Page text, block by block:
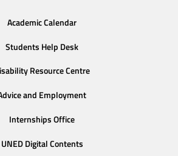
Academic Calendar
Students Help Desk
Resource Centre
and Employment
Internships Office
UNED Digital Contents